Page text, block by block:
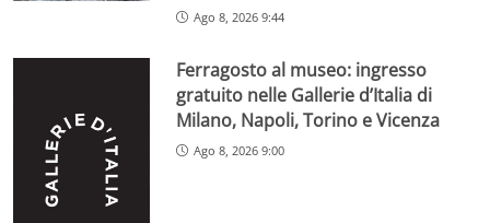
Ago 8, 2026 9:44
Ferragosto al museo: ingresso
gratuito nelle Gallerie d’Italia di
Milano, Napoli, Torino e Vicenza
Ago 8, 2026 9:00